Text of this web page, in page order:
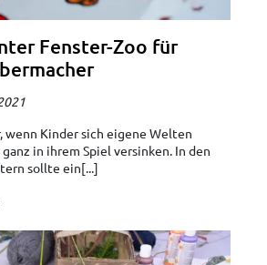
Fenster-Zoo für
wenn Kinder sich eigene Welten
in ihrem Spiel versinken. In den
sollte ein[...]